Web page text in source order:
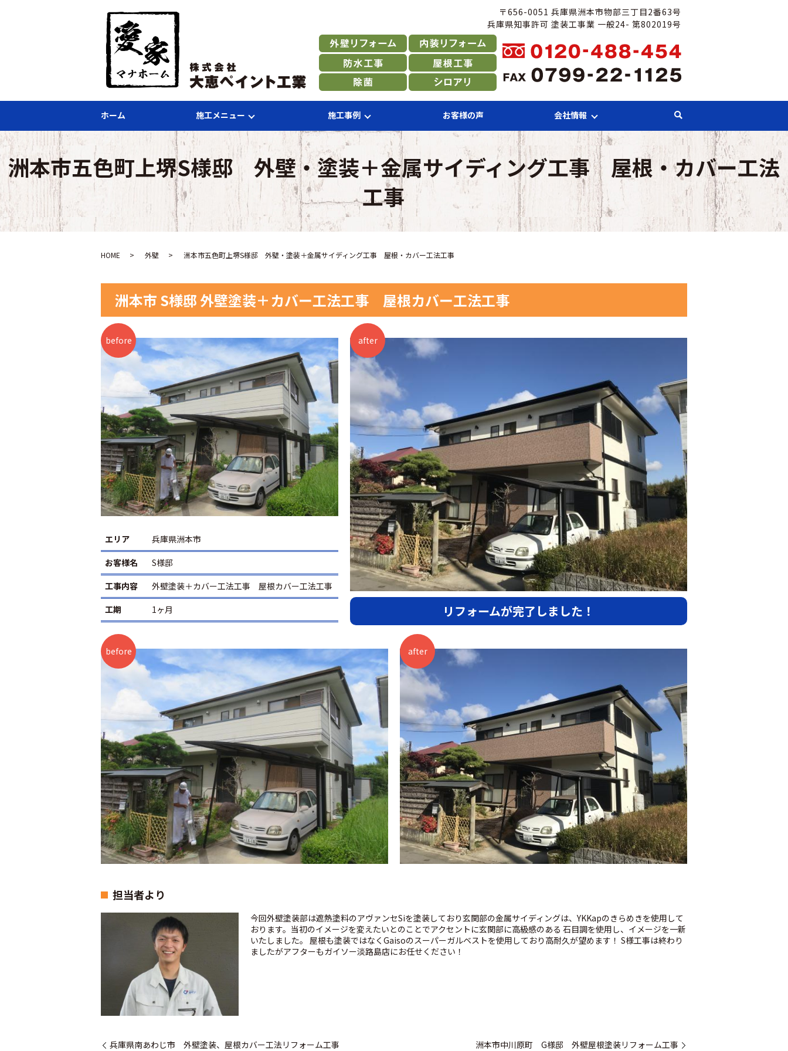
〒656-0051 兵庫県洲本市物部三丁目2番63号
兵庫県知事許可 塗装工事業 一般24- 第802019号
ホーム 施工メニュー 施工事例 お客様の声 会社情報
洲本市五色町上堺S様邸 外壁・塗装＋金属サイディング工事 屋根・カバー工法
工事
HOME 外壁 洲本市五色町上堺S様邸 外壁・塗装＋金属サイディング工事 屋根・カバー工法工事
洲本市 S様邸 外壁塗装＋カバー工法工事 屋根カバー工法工事
エリア
兵庫県洲本市
お客様名
S様邸
工事内容
外壁塗装＋カバー工法工事 屋根カバー工法工事
工期
1ヶ月 リフォームが完了しました！
担当者より
今回外壁塗装部は遮熱塗料のアヴァンセSiを塗装しており玄関部の金属サイディングは、YKKapのきらめきを使用して
おります。当初のイメージを変えたいとのことでアクセントに玄関部に高級感のある 石目調を使用し、イメージを一新
いたしました。 屋根も塗装ではなくGaisoのスーパーガルベストを使用しており高耐久が望めます！ S様工事は終わり
ましたがアフターもガイソー淡路島店にお任せください！
兵庫県南あわじ市 外壁塗装、屋根カバー工法リフォーム工事 洲本市中川原町 G様邸 外壁屋根塗装リフォーム工事